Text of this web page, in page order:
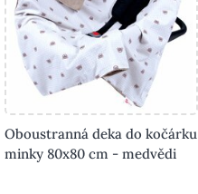
Oboustranná deka do kočárku
minky 80x80 cm - medvědi